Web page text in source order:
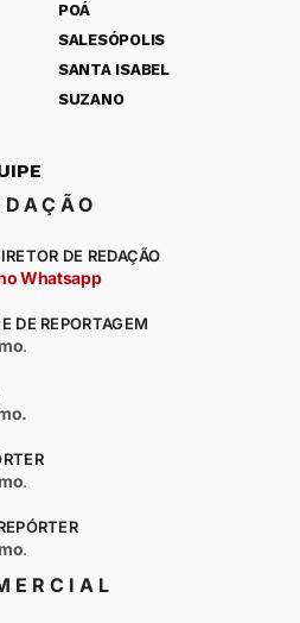
POÁ
SALESÓPOLIS
SANTA ISABEL
SUZANO
DE REDAÇÃO
Whatsapp
DE REPORTAGEM
.
.
.